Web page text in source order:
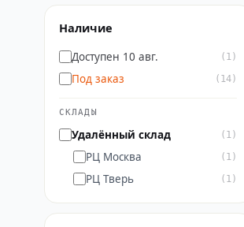
Наличие
Доступен 10 авг. (1)
Под заказ (14)
СКЛАДЫ
Удалённый склад (1)
РЦ Москва (1)
РЦ Тверь (1)